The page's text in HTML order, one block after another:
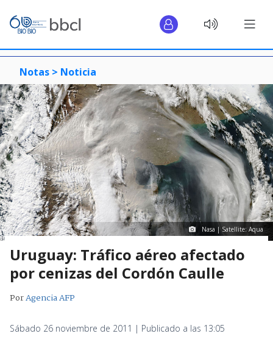
Notas > Noticia
Nasa | Satellite: Aqua
Uruguay: Tráfico aéreo afectado
por cenizas del Cordón Caulle
PorAgencia AFP
Sábado 26 noviembre de 2011 | Publicado a las 13:05